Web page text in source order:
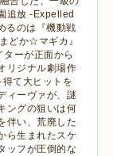
追放 -Expelled
るのは『機動戦
どか☆マギカ』
ターが正面から
リジナル劇場作
て大ヒットを
ィーヴァが、謎
ングの狙いは何
伴い、荒廃した
ら生まれたスケ
ッフが圧倒的な